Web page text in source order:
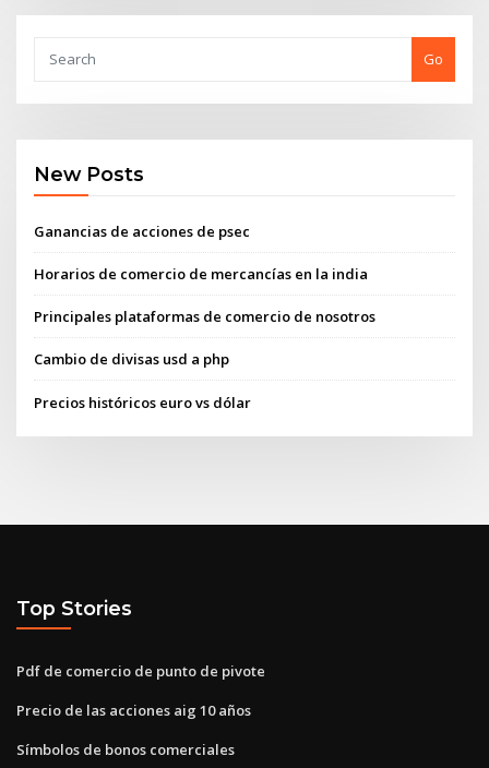
Go
New Posts
Ganancias de acciones de psec
Horarios de comercio de mercancías en la india
Principales plataformas de comercio de nosotros
Cambio de divisas usd a php
Precios históricos euro vs dólar
Top Stories
Pdf de comercio de punto de pivote
Precio de las acciones aig 10 años
Símbolos de bonos comerciales